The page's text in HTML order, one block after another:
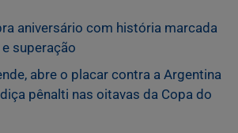
aniversário com história marcada
superação
abre o placar contra a Argentina
pênalti nas oitavas da Copa do